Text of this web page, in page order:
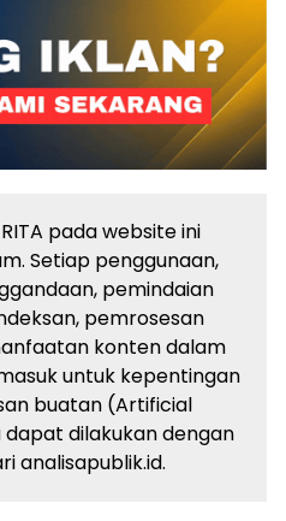
pada website ini
Setiap penggunaan,
pemindaian
pemrosesan
konten dalam
untuk kepentingan
buatan (Artificial
dilakukan dengan
analisapublik.id.